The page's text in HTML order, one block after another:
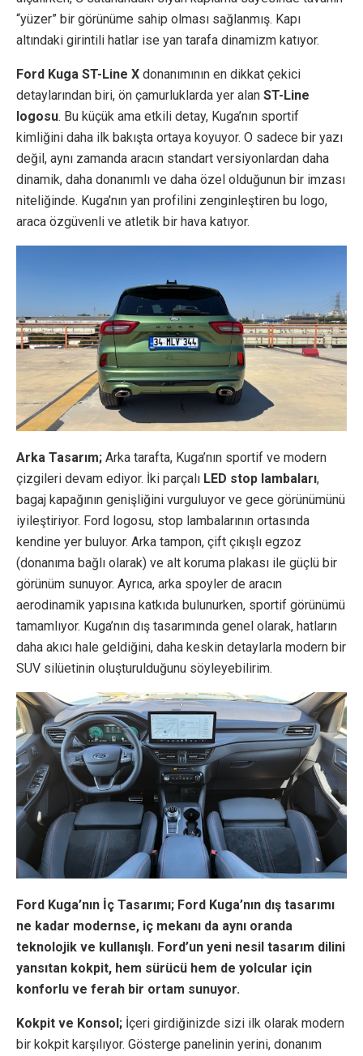
“yüzer” bir görünüme sahip olması sağlanmış. Kapı
altındaki girintili hatlar ise yan tarafa dinamizm katıyor.
Ford Kuga ST-Line X donanımının en dikkat çekici
detaylarından biri, ön çamurluklarda yer alan ST-Line
logosu. Bu küçük ama etkili detay, Kuga’nın sportif
kimliğini daha ilk bakışta ortaya koyuyor. O sadece bir yazı
değil, aynı zamanda aracın standart versiyonlardan daha
dinamik, daha donanımlı ve daha özel olduğunun bir imzası
niteliğinde. Kuga’nın yan profilini zenginleştiren bu logo,
araca özgüvenli ve atletik bir hava katıyor.
Arka Tasarım; Arka tarafta, Kuga’nın sportif ve modern
çizgileri devam ediyor. İki parçalı LED stop lambaları,
bagaj kapağının genişliğini vurguluyor ve gece görünümünü
iyileştiriyor. Ford logosu, stop lambalarının ortasında
kendine yer buluyor. Arka tampon, çift çıkışlı egzoz
(donanıma bağlı olarak) ve alt koruma plakası ile güçlü bir
görünüm sunuyor. Ayrıca, arka spoyler de aracın
aerodinamik yapısına katkıda bulunurken, sportif görünümü
tamamlıyor. Kuga’nın dış tasarımında genel olarak, hatların
daha akıcı hale geldiğini, daha keskin detaylarla modern bir
SUV silüetinin oluşturulduğunu söyleyebilirim.
Ford Kuga’nın İç Tasarımı; Ford Kuga’nın dış tasarımı
ne kadar modernse, iç mekanı da aynı oranda
teknolojik ve kullanışlı. Ford’un yeni nesil tasarım dilini
yansıtan kokpit, hem sürücü hem de yolcular için
konforlu ve ferah bir ortam sunuyor.
Kokpit ve Konsol; İçeri girdiğinizde sizi ilk olarak modern
bir kokpit karşılıyor. Gösterge panelinin yerini, donanım